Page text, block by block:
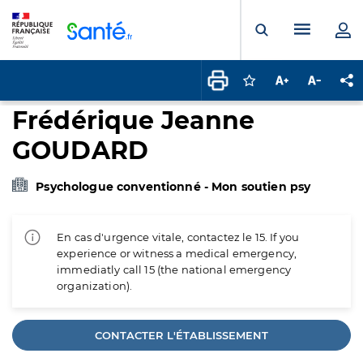
Ouvrir laMenu
Connectez-vous
Augmenter la
Frédérique Jeanne
GOUDARD
Psychologue conventionné - Mon soutien psy
En cas d'urgence vitale, contactez le 15. If you
experience or witness a medical emergency,
immediatly call 15 (the national emergency
organization).
CONTACTER L'ÉTABLISSEMENT